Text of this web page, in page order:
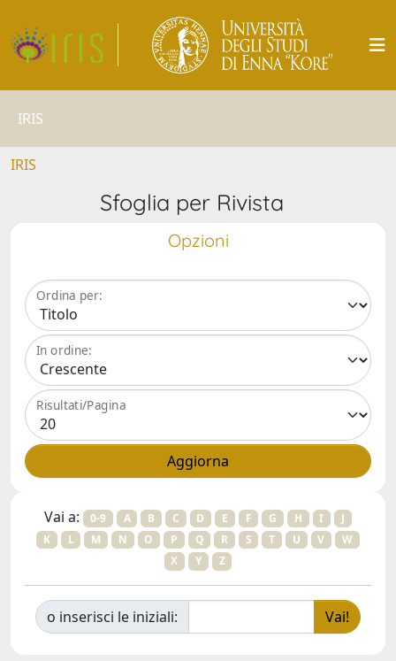
IRIS
IRIS
Sfoglia per Rivista
Opzioni
Ordina per:
In ordine:
Risultati/Pagina
Vai a: 0-9 A B C D E F G H I
J
K
L M N O P Q R S T U V
W
X
Y Z
o inserisci le iniziali: